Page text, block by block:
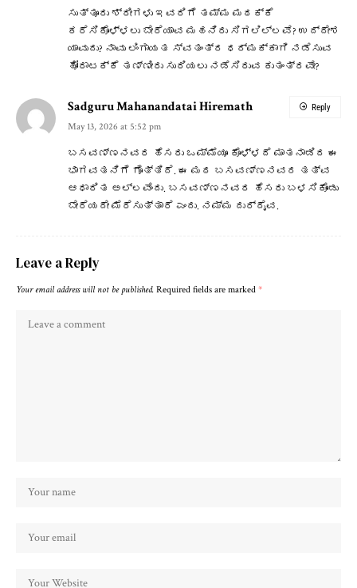
ಸುತ್ತೂರು ಶ್ರೀಗಳು ಇವರಿಗೆ ತಮ್ಮ ಮಠಕ್ಕೆ
ಕರೆಸಿಕೊಳ್ಳಲು ಬೇರೆಯಾವ ಮಹನಿರು ಸಿಗಲಿಲ್ಲವೆ? ಉದ್ದೇಶ
ಯಾವುದು? ನಾವು ಲಿಂಗಾಯತ ಸ್ವತಂತ್ರ ಧರ್ಮಕ್ಕಾಗಿ ನಡೆಸುವ
ಹೋರಾಟಕ್ಕೆ ತಣ್ಣೀರು ಸುರಿಯಲು ನಡೆಸಿರುವ ಕುತಂತ್ರವೇ?
Sadguru Mahanandatai Hiremath
May 13, 2026 at 5:52 pm
ಬಸವಣ್ಣನವರ ಹೆಸರು ಒಮ್ಮೆಯೂ ಕೊಳ್ಳದೆ ಮಾತನಾಡಿದ ಈ
ಭಾಗವತನಿಗೆ ಗೊತ್ತಿದೆ. ಈ ಮಠ ಬಸವಣ್ಣನವರ ತತ್ವ
ಆಧಾರಿತ ಅಲ್ಲವೆಂದು. ಬಸವಣ್ಣನವರ ಹೆಸರು ಬಳಸಿಕೊಂಡು
ಬೇರೆಯದೇ ಮೆರೆಸುತ್ತಾರೆ ಎಂದು. ನಮ್ಮ ದುರ್ದೈವ.
Reply
Leave a Reply
Your email address will not be published. Required fields are marked *